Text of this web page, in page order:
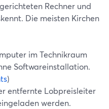
Rechner und
Die meisten Kirchen
im Technikraum
Softwareinstallation.
)
entfernte Lobpreisleiter
werden.